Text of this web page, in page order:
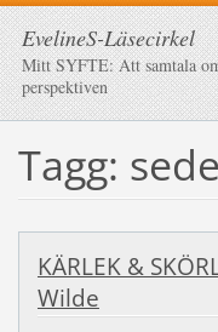
EvelineS-Läsecirkel
Mitt SYFTE: Att samtala
perspektiven
Tagg:
KÄRLEK &
Wilde